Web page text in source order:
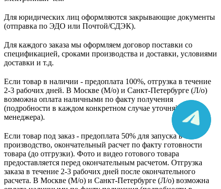
Для юридических лиц оформляются закрывающие документы
(отправка по ЭДО или Почтой/СДЭК).
Для каждого заказа мы оформляем договор поставки со
спецификацией, сроками производства и доставки, условиями
доставки и т.д.
Если товар в наличии - предоплата 100%, отгрузка в течение
2-3 рабочих дней. В Москве (М/о) и Санкт-Петербурге (Л/о)
возможна оплата наличными по факту получения
(подробности в каждом конкретном случае уточняйте у
менеджера).
Если товар под заказ - предоплата 50% для запуска в
производство, окончательный расчет по факту готовности
товара (до отгрузки). Фото и видео готового товара
предоставляется перед окончательным расчетом. Отгрузка
заказа в течение 2-3 рабочих дней после окончательного
расчета. В Москве (М/о) и Санкт-Петербурге (Л/о) возможна